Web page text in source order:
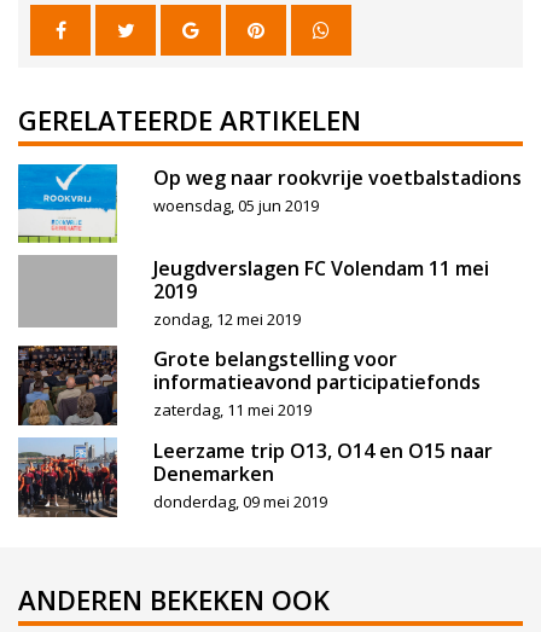
GERELATEERDE ARTIKELEN
Op weg naar rookvrije voetbalstadions
woensdag, 05 jun 2019
Jeugdverslagen FC Volendam 11 mei
2019
zondag, 12 mei 2019
Grote belangstelling voor
informatieavond participatiefonds
zaterdag, 11 mei 2019
Leerzame trip O13, O14 en O15 naar
Denemarken
donderdag, 09 mei 2019
ANDEREN BEKEKEN OOK